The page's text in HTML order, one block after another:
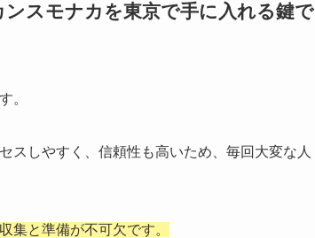
スモナカを東京で手に入れる鍵で
。
スしやすく、信頼性も高いため、毎回大変な人
集と準備が不可欠です。